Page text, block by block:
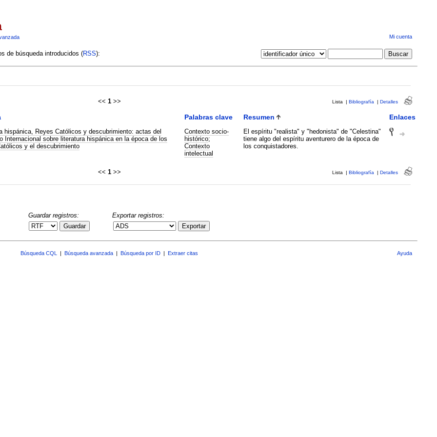
Mi cuenta
de búsqueda introducidos (RSS):
<< 1 >> Lista | Bibliografía | Detalles
Palabras clave Resumen Enlaces
hispánica, Reyes Católicos y descubrimiento: actas del
Internacional sobre literatura hispánica en la época de los
y el descubrimiento
Contexto socio-
histórico;
Contexto
intelectual
El espíritu "realista" y "hedonista" de "Celestina"
tiene algo del espíritu aventurero de la época de
los conquistadores.
<< 1 >> Lista | Bibliografía | Detalles
Guardar registros:
Guardar
Exportar registros:
Exportar
Búsqueda CQL Búsqueda avanzada Búsqueda por ID Extraer citas Ayuda